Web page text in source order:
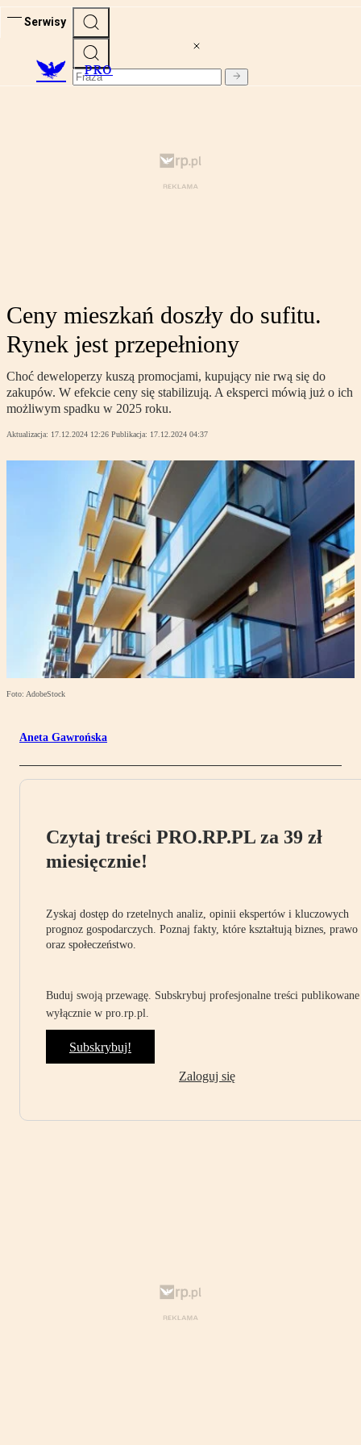
Serwisy
PRO
Ceny mieszkań doszły do sufitu.
Rynek jest przepełniony
Choć deweloperzy kuszą promocjami, kupujący nie rwą się do
zakupów. W efekcie ceny się stabilizują. A eksperci mówią już o ich
możliwym spadku w 2025 roku.
Aktualizacja: 17.12.2024 12:26 Publikacja: 17.12.2024 04:37
Foto: AdobeStock
Aneta Gawrońska
Czytaj treści PRO.RP.PL za 39 zł
miesięcznie!
Zyskaj dostęp do rzetelnych analiz, opinii ekspertów i kluczowych
prognoz gospodarczych. Poznaj fakty, które kształtują biznes, prawo
oraz społeczeństwo.
Buduj swoją przewagę. Subskrybuj profesjonalne treści publikowane
wyłącznie w pro.rp.pl.
Subskrybuj!
Zaloguj się